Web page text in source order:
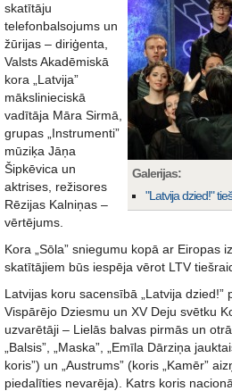
Galerijas:
"Latvija dzied!"
skatītāju
telefonbalsojums un
žūrijas – diriģenta,
Valsts Akadēmiskā
kora „Latvija”
mākslinieciskā
vadītāja Māra Sirmā,
grupas „Instrumenti”
mūziķa Jāņa
Šipkēvica un
aktrises, režisores
Rēzijas Kalniņas –
vērtējums.
Kora „Sōla” sniegumu kopā ar Eiropas
skatītājiem būs iespēja vērot LTV
Latvijas koru sacensībā „Latvija dzied!”
Vispārējo Dziesmu un XV Deju svētku
uzvarētāji – Lielās balvas pirmās un
„Balsis”, „Maska”, „Emīla Dārziņa
koris”) un „Austrums” (koris „Kamēr”
piedalīties nevarēja). Katrs koris